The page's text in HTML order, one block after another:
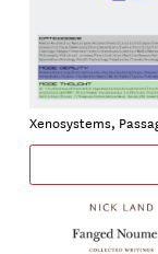
Xenosystems,